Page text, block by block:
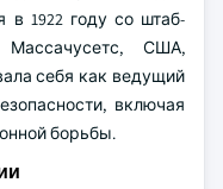
1922 году со штаб-
США,
себя как ведущий
включая
борьбы.